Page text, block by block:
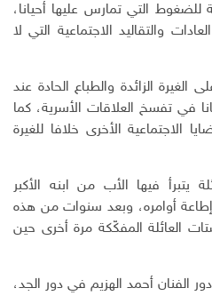
للضغوط التي تمارس عليها أحيانا،
والتقاليد الاجتماعية التي لا
الزائدة والطباع الحادة عند
في تفسخ العلاقات الأسرية، كما
الاجتماعية الأخرى خلافا للغيرة
فيها الأب من ابنه الأكبر
أوامره، وبعد سنوات من هذه
العائلة المفكّكة مرة أخرى حين
الفنان أحمد الهزيم في دور الجد،